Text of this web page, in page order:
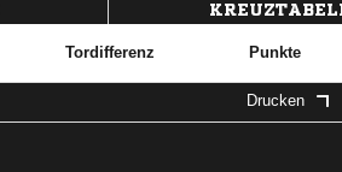
Tordifferenz Punkte
Drucken